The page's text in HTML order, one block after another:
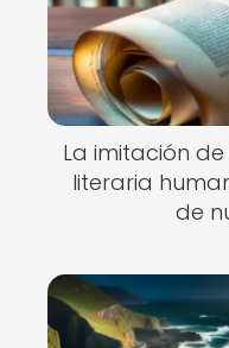
La imitación
literaria
de